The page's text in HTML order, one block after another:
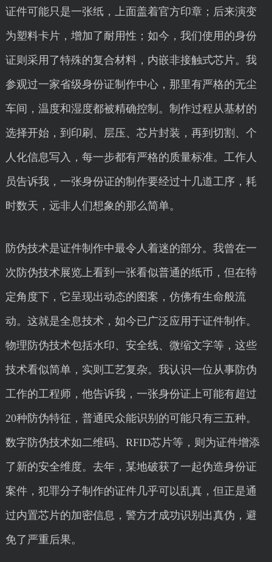
证件可能只是一张纸，上面盖着官方印章；后来演变
为塑料卡片，增加了耐用性；如今，我们使用的身份
证则采用了特殊的复合材料，内嵌非接触式芯片。我
参观过一家省级身份证制作中心，那里有严格的无尘
车间，温度和湿度都被精确控制。制作过程从基材的
选择开始，到印刷、层压、芯片封装，再到切割、个
人化信息写入，每一步都有严格的质量标准。工作人
员告诉我，一张身份证的制作要经过十几道工序，耗
时数天，远非人们想象的那么简单。
防伪技术是证件制作中最令人着迷的部分。我曾在一
次防伪技术展览上看到一张看似普通的纸币，但在特
定角度下，它呈现出动态的图案，仿佛有生命般流
动。这就是全息技术，如今已广泛应用于证件制作。
物理防伪技术包括水印、安全线、微缩文字等，这些
技术看似简单，实则工艺复杂。我认识一位从事防伪
工作的工程师，他告诉我，一张身份证上可能有超过
20种防伪特征，普通民众能识别的可能只有三五种。
数字防伪技术如二维码、RFID芯片等，则为证件增添
了新的安全维度。去年，某地破获了一起伪造身份证
案件，犯罪分子制作的证件几乎可以乱真，但正是通
过内置芯片的加密信息，警方才成功识别出真伪，避
免了严重后果。